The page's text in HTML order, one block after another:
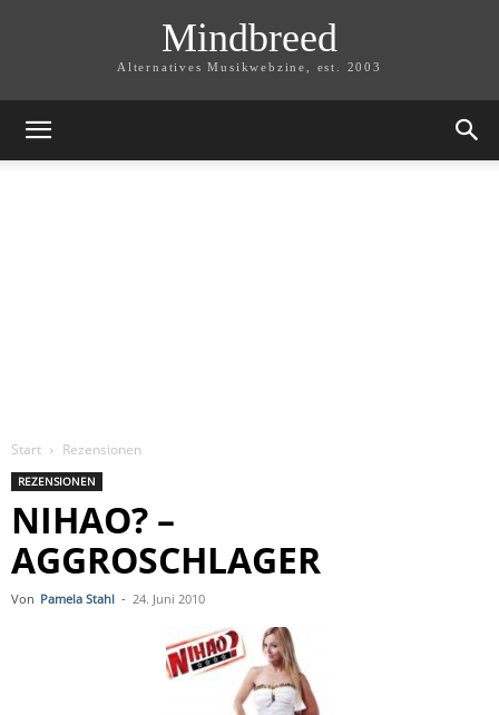
Mindbreed
Alternatives Musikwebzine, est. 2003
Start Rezensionen
REZENSIONEN
NIHAO? –
AGGROSCHLAGER
Von Pamela Stahl - 24. Juni 2010